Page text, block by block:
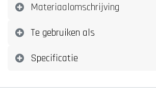
Materiaalomschrijving
Te gebruiken als
Specificatie